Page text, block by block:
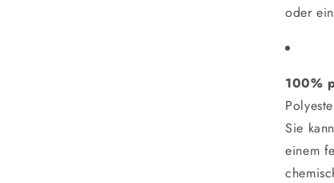
oder
100%
Sie
einem